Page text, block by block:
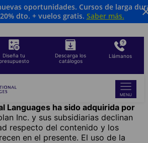
Diseña tu
Descarga los
catálogos
Llámanos
MENU
Languages ha sido adquirida por
Inc. y sus subsidiarias declinan
respecto del contenido y los
en el presente. El uso de la
oportunidades. Cursos de larga
dto. + vuelos gratis. Saber más.